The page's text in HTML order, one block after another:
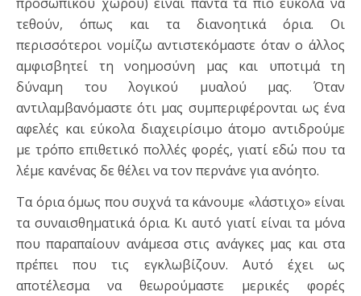
τεθούν, όπως και τα διανοητικά όρια. Οι
περισσότεροι νομίζω αντιστεκόμαστε όταν ο άλλος
αμφισβητεί τη νοημοσύνη μας και υποτιμά τη
δύναμη του λογικού μυαλού μας. Όταν
αντιλαμβανόμαστε ότι μας συμπεριφέρονται ως ένα
αφελές και εύκολα διαχειρίσιμο άτομο αντιδρούμε
με τρόπο επιθετικό πολλές φορές, γιατί εδώ που τα
λέμε κανένας δε θέλει να τον περνάνε για ανόητο.
Τα όρια όμως που συχνά τα κάνουμε «λάστιχο» είναι
τα συναισθηματικά όρια. Κι αυτό γιατί είναι τα μόνα
που παραπαίουν ανάμεσα στις ανάγκες μας και στα
πρέπει που τις εγκλωβίζουν. Αυτό έχει ως
αποτέλεσμα να θεωρούμαστε μερικές φορές